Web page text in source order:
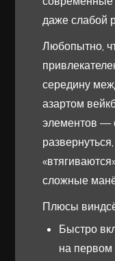
даже слабой
Любопытно,
середину
азартом
элементов —
сложные
Плюсы
Быстро
на первом